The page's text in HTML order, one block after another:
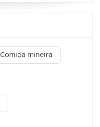
Comida mineira